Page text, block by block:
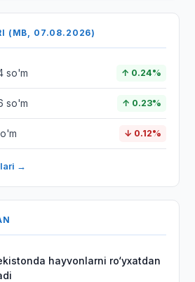
(MB, 07.08.2026)
so'm ↑ 0.24%
so'm ↑ 0.23%
↓ 0.12%
→
hayvonlarni ro‘yxatdan